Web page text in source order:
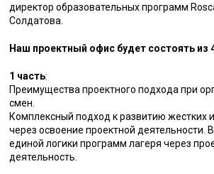
директор образовательных программ
Солдатова.
Наш проектный офис будет состоять из
1 часть:
Преимущества проектного подхода при
смен.
Комплексный подход к развитию жестких
через освоение проектной деятельности.
единой логики программ лагеря через
деятельность.